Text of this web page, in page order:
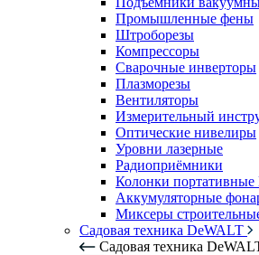
Промышленные фены
Штроборезы
Компрессоры
Сварочные инверторы
Плазморезы
Вентиляторы
Измерительный
Оптические нивелиры
Уровни лазерные
Радиоприёмники
Колонки портативные
Аккумуляторные
Миксеры
Садовая техника DeWALT
Садовая техника